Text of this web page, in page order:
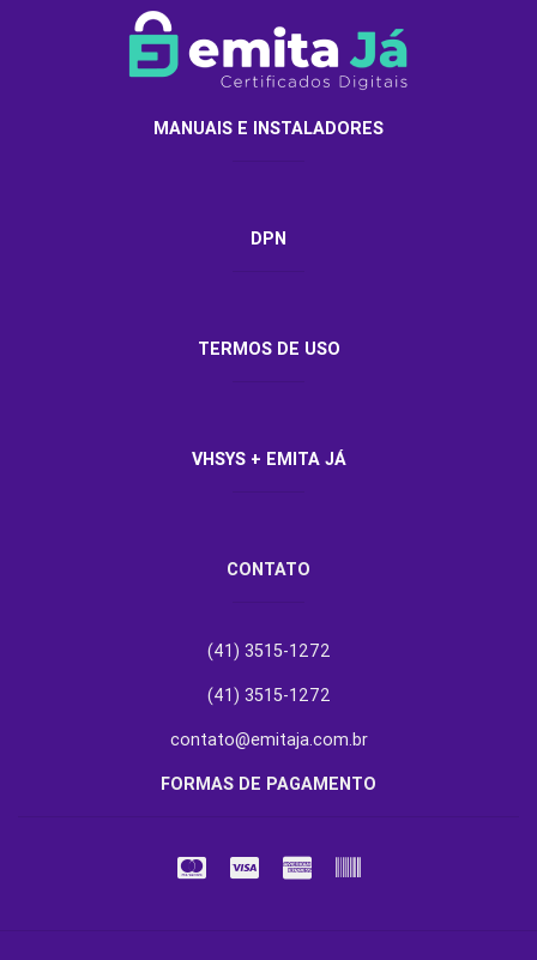
MANUAIS E INSTALADORES
DPN
TERMOS DE USO
VHSYS + EMITA JÁ
CONTATO
(41) 3515-1272
(41) 3515-1272
contato@emitaja.com.br
FORMAS DE PAGAMENTO